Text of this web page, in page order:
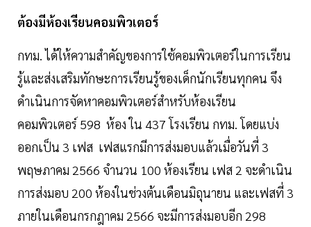
ต้องมีห้องเรียนคอมพิวเตอร์
กทม. ได้ให้ความสำคัญของการใช้คอมพิวเตอร์ในการเรียน
รู้และส่งเสริมทักษะการเรียนรู้ของเด็กนักเรียนทุกคน จึง
ดำเนินการจัดหาคอมพิวเตอร์สำหรับห้องเรียน
คอมพิวเตอร์ 598 ห้อง ใน 437 โรงเรียน กทม. โดยแบ่ง
ออกเป็น 3 เฟส เฟสแรกมีการส่งมอบแล้วเมื่อวันที่ 3
พฤษภาคม 2566 จำนวน 100 ห้องเรียน เฟส 2 จะดำเนิน
การส่งมอบ 200 ห้องในช่วงต้นเดือนมิถุนายน และเฟสที่ 3
ภายในเดือนกรกฎาคม 2566 จะมีการส่งมอบอีก 298